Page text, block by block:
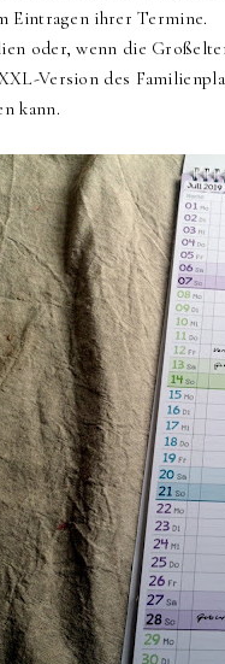
Eintragen ihrer Termine.
oder, wenn die
Version des
kann.